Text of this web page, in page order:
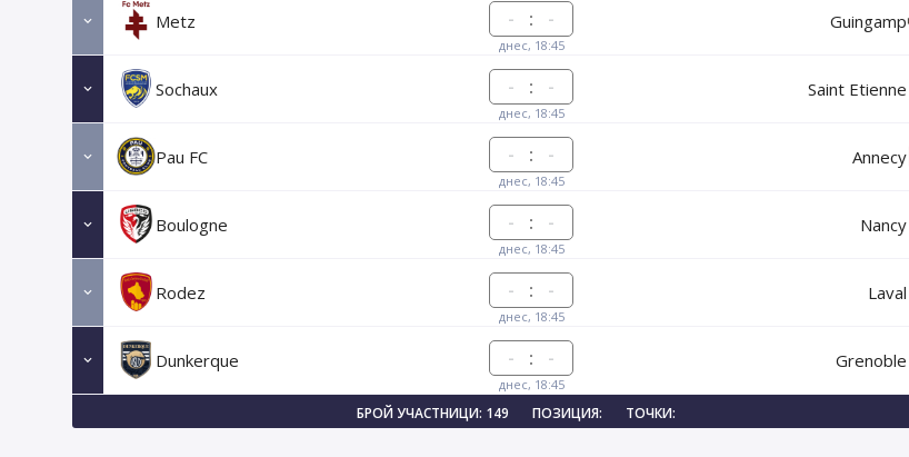
Metz :
днес, 18:45
Guingamp
Sochaux :
днес, 18:45
Saint Etienne
Pau FC :
днес, 18:45
Annecy
Boulogne :
днес, 18:45
Nancy
Rodez :
днес, 18:45
Laval
Dunkerque :
днес, 18:45
Grenoble
БРОЙ УЧАСТНИЦИ: 149 ПОЗИЦИЯ: ТОЧКИ: